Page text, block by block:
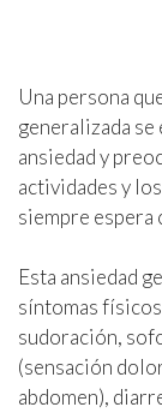
Una persona
generalizada se
ansiedad y
actividades y
siempre espera
Esta ansiedad
síntomas
sudoración,
(sensación
abdomen),